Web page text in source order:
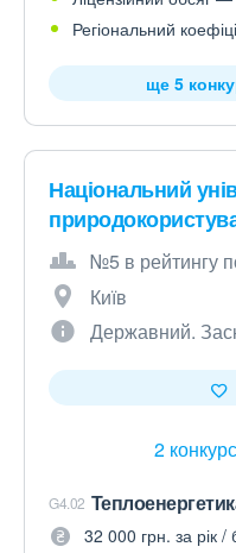
Регіональний
ще 5
Національний
№5 в рейтингу
Київ
Державний.
2
G4.02
32 000 грн. за рік